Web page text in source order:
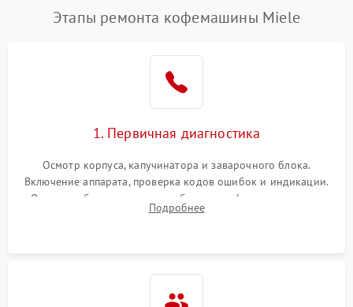
Постоянные сбои в работе 1500 ₽ Подробнее →
Этапы ремонта кофемашины Miele
1. Первичная диагностика
Осмотр корпуса, капучинатора и заварочного блока.
Включение аппарата, проверка кодов ошибок и индикации.
Оценка работы помпы, термоблока и кофемолки на слух.
Измерение температуры и давления воды для выявления
Подробнее